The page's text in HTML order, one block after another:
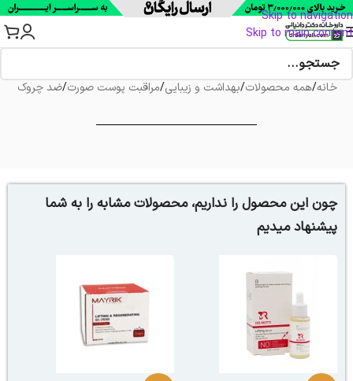
Skip to navigation
Skip to main content
خانه/همه محصولات/بهداشت و زیبایی/مراقبت پوست صورت/ضد چروک
چون این محصول را نداریم، محصولات مشابه را به شما
پیشنهاد میدیم